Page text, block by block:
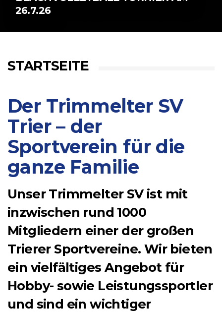
26.7.26
STARTSEITE
Der Trimmelter SV
Trier – der
Sportverein für die
ganze Familie
Unser Trimmelter SV ist mit
inzwischen rund 1000
Mitgliedern einer der großen
Trierer Sportvereine. Wir bieten
ein vielfältiges Angebot für
Hobby- sowie Leistungssportler
und sind ein wichtiger